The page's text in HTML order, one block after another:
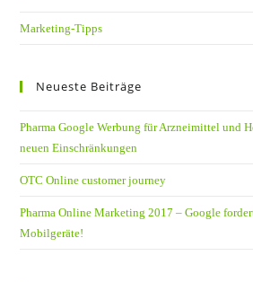
Marketing-Tipps
Neueste Beiträge
Pharma Google Werbung für Arzneimittel und
neuen Einschränkungen
OTC Online customer journey
Pharma Online Marketing 2017 – Google
Mobilgeräte!